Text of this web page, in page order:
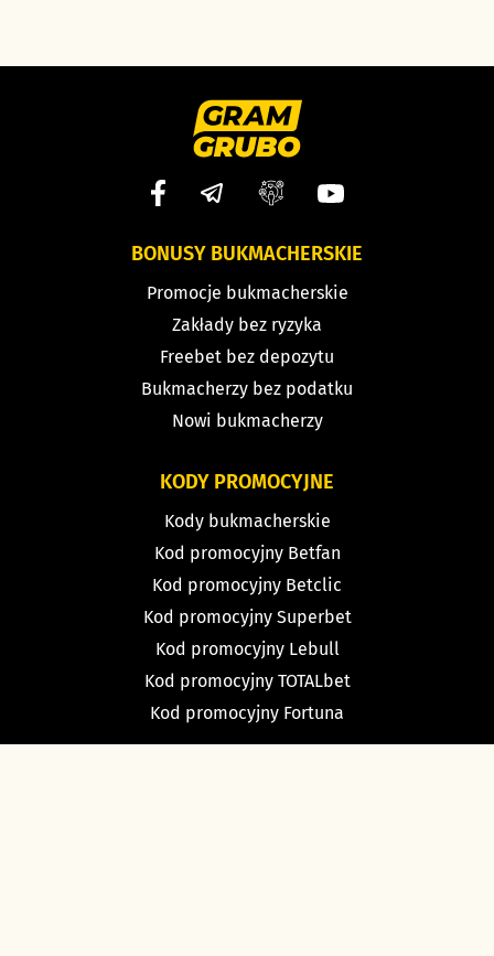
BONUSY BUKMACHERSKIE
Promocje bukmacherskie
Zakłady bez ryzyka
Freebet bez depozytu
Bukmacherzy bez podatku
Nowi bukmacherzy
KODY PROMOCYJNE
Kody bukmacherskie
Kod promocyjny Betfan
Kod promocyjny Betclic
Kod promocyjny Superbet
Kod promocyjny Lebull
Kod promocyjny TOTALbet
Kod promocyjny Fortuna